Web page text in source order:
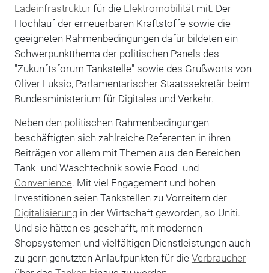
Ladeinfrastrukturfür die Elektromobilitätmit. Der
Hochlauf der erneuerbaren Kraftstoffe sowie die
geeigneten Rahmenbedingungen dafür bildeten ein
Schwerpunktthema der politischen Panels des
"Zukunftsforum Tankstelle" sowie des Grußworts von
Oliver Luksic, Parlamentarischer Staatssekretär beim
Bundesministerium für Digitales und Verkehr.
Neben den politischen Rahmenbedingungen
beschäftigten sich zahlreiche Referenten in ihren
Beiträgen vor allem mit Themen aus den Bereichen
Tank- und Waschtechnik sowie Food- und
Convenience. Mit viel Engagement und hohen
Investitionen seien Tankstellen zu Vorreitern der
Digitalisierungin der Wirtschaft geworden, so Uniti.
Und sie hätten es geschafft, mit modernen
Shopsystemen und vielfältigen Dienstleistungen auch
zu gern genutzten Anlaufpunkten für die Verbraucher